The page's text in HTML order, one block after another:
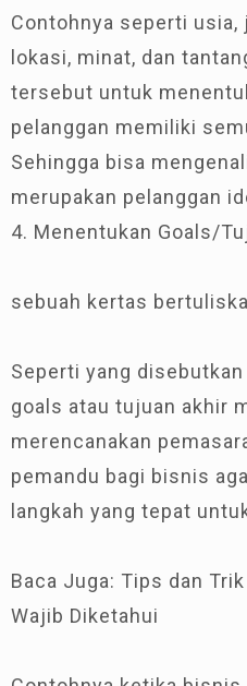
Contohnya seperti usia,
lokasi, minat, dan
tersebut untuk
pelanggan memiliki
Sehingga bisa
merupakan pelanggan
4. Menentukan Goals/
sebuah kertas
Seperti yang
goals atau tujuan akhir
merencanakan
pemandu bagi bisnis
langkah yang tepat
Baca Juga: Tips dan
Wajib Diketahui